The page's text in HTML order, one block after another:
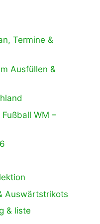
Termine &
Ausfüllen &
WM –
Auswärtstrikots
& liste